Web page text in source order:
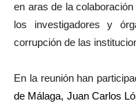
en aras de la
los investigadores y
corrupción de las
En la reunión han
de Málaga, Juan Carlos